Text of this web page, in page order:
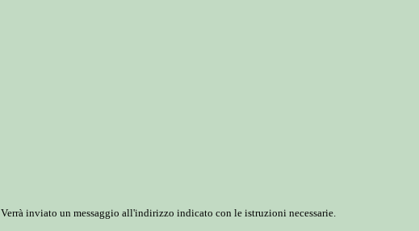
Verrà inviato un messaggio all'indirizzo indicato con le istruzioni necessarie.